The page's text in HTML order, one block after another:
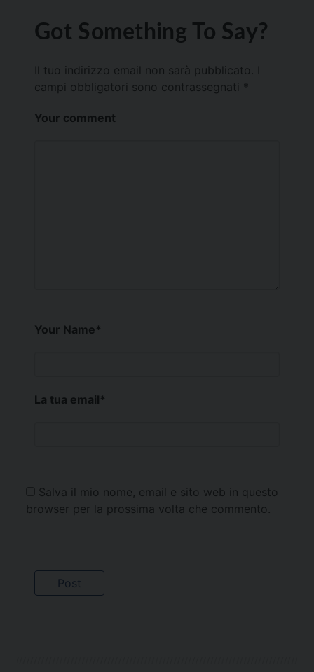
Got Something To Say?
Il tuo indirizzo email non sarà pubblicato.
campi obbligatori sono contrassegnati *
Your comment
Your Name*
La tua email*
Salva il mio nome, email e sito web in questo
browser per la prossima volta che commento.